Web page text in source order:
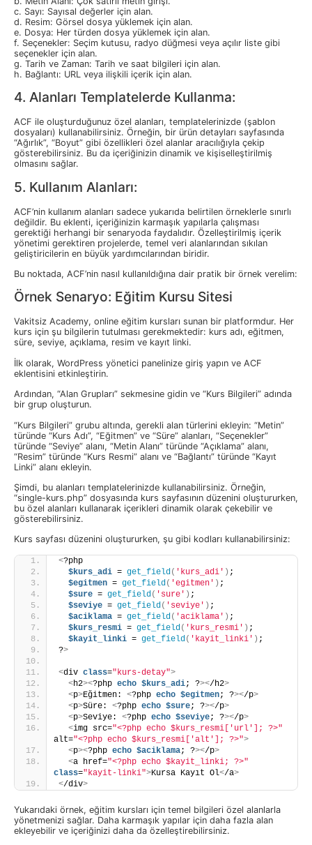
c. Sayı: Sayısal değerler için alan.
d. Resim: Görsel dosya yüklemek için alan.
e. Dosya: Her türden dosya yüklemek için alan.
f. Seçenekler: Seçim kutusu, radyo düğmesi veya açılır liste gibi
seçenekler için alan.
g. Tarih ve Zaman: Tarih ve saat bilgileri için alan.
h. Bağlantı: URL veya ilişkili içerik için alan.
4. Alanları Templatelerde Kullanma:
ACF ile oluşturduğunuz özel alanları, templatelerinizde (şablon
dosyaları) kullanabilirsiniz. Örneğin, bir ürün detayları sayfasında
“Ağırlık”, “Boyut” gibi özellikleri özel alanlar aracılığıyla çekip
gösterebilirsiniz. Bu da içeriğinizin dinamik ve kişiselleştirilmiş
olmasını sağlar.
5. Kullanım Alanları:
ACF’nin kullanım alanları sadece yukarıda belirtilen örneklerle sınırlı
değildir. Bu eklenti, içeriğinizin karmaşık yapılarla çalışması
gerektiği herhangi bir senaryoda faydalıdır. Özelleştirilmiş içerik
yönetimi gerektiren projelerde, temel veri alanlarından sıkılan
geliştiricilerin en büyük yardımcılarından biridir.
Bu noktada, ACF’nin nasıl kullanıldığına dair pratik bir örnek verelim:
Örnek Senaryo: Eğitim Kursu Sitesi
Vakitsiz Academy, online eğitim kursları sunan bir platformdur. Her
kurs için şu bilgilerin tutulması gerekmektedir: kurs adı, eğitmen,
süre, seviye, açıklama, resim ve kayıt linki.
İlk olarak, WordPress yönetici panelinize giriş yapın ve ACF
eklentisini etkinleştirin.
Ardından, “Alan Grupları” sekmesine gidin ve “Kurs Bilgileri” adında
bir grup oluşturun.
“Kurs Bilgileri” grubu altında, gerekli alan türlerini ekleyin: “Metin”
türünde “Kurs Adı”, “Eğitmen” ve “Süre” alanları, “Seçenekler”
türünde “Seviye” alanı, “Metin Alanı” türünde “Açıklama” alanı,
“Resim” türünde “Kurs Resmi” alanı ve “Bağlantı” türünde “Kayıt
Linki” alanı ekleyin.
Şimdi, bu alanları templatelerinizde kullanabilirsiniz. Örneğin,
“single-kurs.php” dosyasında kurs sayfasının düzenini oluştururken,
bu özel alanları kullanarak içerikleri dinamik olarak çekebilir ve
gösterebilirsiniz.
Kurs sayfası düzenini oluştururken, şu gibi kodları kullanabilirsiniz:
<?php
$kurs_adi = get_field ( 'kurs_adi' ) ;
$egitmen = get_field ( 'egitmen' ) ;
$sure = get_field ( 'sure' ) ;
$seviye = get_field ( 'seviye' ) ;
$aciklama = get_field ( 'aciklama' ) ;
$kurs_resmi = get_field ( 'kurs_resmi' ) ;
$kayit_linki = get_field ( 'kayit_linki' ) ;
?>
<div class="kurs-detay">
<h2><?php echo $kurs_adi; ?></h2>
<p>Eğitmen: <?php echo $egitmen; ?></p>
<p>Süre: <?php echo $sure; ?></p>
<p>Seviye: <?php echo $seviye; ?></p>
<img src="<?php echo $kurs_resmi['url']; ?>"
alt="<?php echo $kurs_resmi['alt']; ?>">
<p><?php echo $aciklama; ?></p>
<a href="<?php echo $kayit_linki; ?>"
class="kayit-linki">Kursa Kayıt Ol</a>
</div>
Yukarıdaki örnek, eğitim kursları için temel bilgileri özel alanlarla
yönetmenizi sağlar. Daha karmaşık yapılar için daha fazla alan
ekleyebilir ve içeriğinizi daha da özelleştirebilirsiniz.